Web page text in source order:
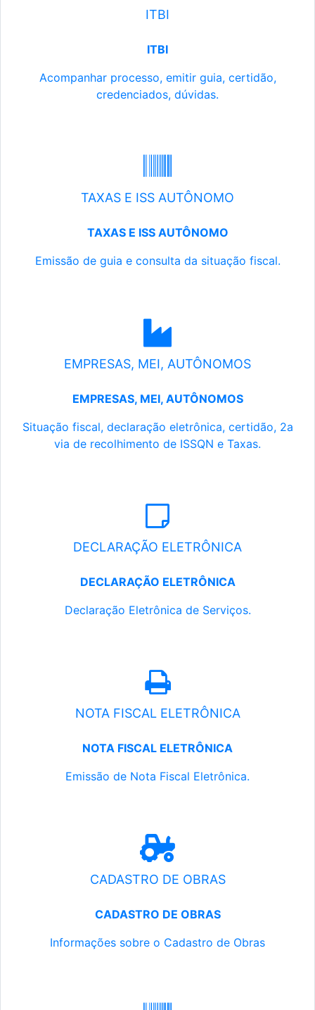
ITBI
ITBI
Acompanhar processo, emitir guia, certidão,
credenciados, dúvidas.
TAXAS E ISS AUTÔNOMO
TAXAS E ISS AUTÔNOMO
Emissão de guia e consulta da situação fiscal.
EMPRESAS, MEI, AUTÔNOMOS
EMPRESAS, MEI, AUTÔNOMOS
Situação fiscal, declaração eletrônica, certidão, 2a
via de recolhimento de ISSQN e Taxas.
DECLARAÇÃO ELETRÔNICA
DECLARAÇÃO ELETRÔNICA
Declaração Eletrônica de Serviços.
NOTA FISCAL ELETRÔNICA
NOTA FISCAL ELETRÔNICA
Emissão de Nota Fiscal Eletrônica.
CADASTRO DE OBRAS
CADASTRO DE OBRAS
Informações sobre o Cadastro de Obras